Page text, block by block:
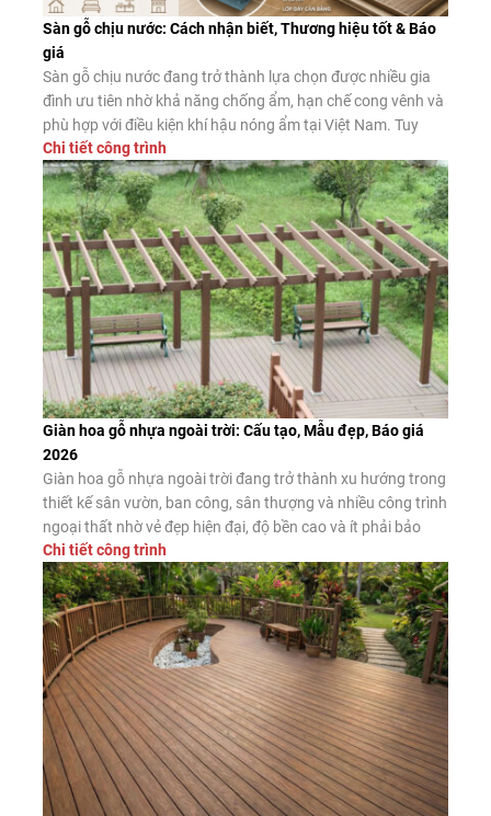
Sàn gỗ chịu nước: Cách nhận biết, Thương hiệu tốt & Báo
giá
Sàn gỗ chịu nước đang trở thành lựa chọn được nhiều gia
đình ưu tiên nhờ khả năng chống ẩm, hạn chế cong vênh và
phù hợp với điều kiện khí hậu nóng ẩm tại Việt Nam. Tuy
nhiên, không phải sản phẩm nào được quảng cáo là “chịu
nước” cũng có chất lượng như […]
Chi tiết công trình
Giàn hoa gỗ nhựa ngoài trời: Cấu tạo, Mẫu đẹp, Báo giá
2026
Giàn hoa gỗ nhựa ngoài trời đang trở thành xu hướng trong
thiết kế sân vườn, ban công, sân thượng và nhiều công trình
ngoại thất nhờ vẻ đẹp hiện đại, độ bền cao và ít phải bảo
dưỡng. Đây là giải pháp thay thế hiệu quả cho giàn hoa gỗ
tự nhiên và giàn […]
Chi tiết công trình